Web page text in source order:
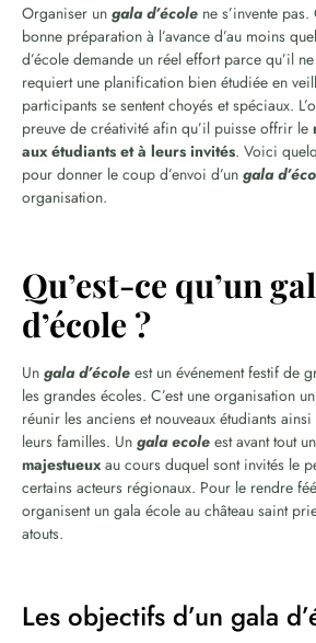
Organiser un gala d’école ne s’invente
bonne préparation à l’avance d’au moins
d’école demande un réel effort parce qu’il
requiert une planification bien étudiée en
participants se sentent choyés et spéciaux.
preuve de créativité afin qu’il puisse offrir le
aux étudiants et à leurs invités. Voici
pour donner le coup d’envoi d’un gala
organisation.
Qu’est-ce qu’un
d’école ?
Un gala d’école est un événement festif de
les grandes écoles. C’est une organisation
réunir les anciens et nouveaux étudiants
leurs familles. Un gala ecole est avant tout un
majestueuxau cours duquel sont invités le
certains acteurs régionaux. Pour le rendre
organisent un gala école au château saint
atouts.
Les objectifs d’un gala